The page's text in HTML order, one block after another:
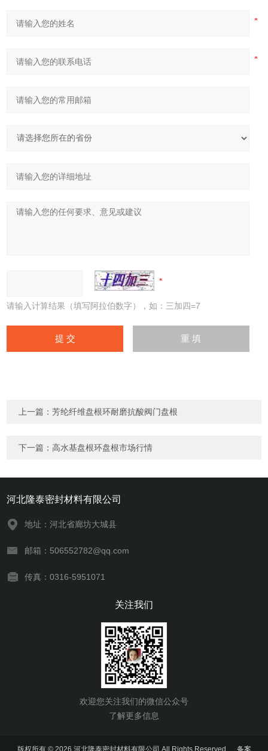
请输入计算结果（填写阿拉伯数字），如：三加四=7
上一篇：芳纶纤维盘根环耐磨抗酸阀门盘根
下一篇：高水基盘根环盘根市场行情
河北隆泰密封材料有限公司
地址：河北省廊坊大城县
邮箱：506552782@qq.com
传真：0316-5951071
关注我们
欢迎您关注我们的微信公众号
了解更多信息
版权所有 © 2026 河北隆泰密封材料有限公司 All Rights Reserved 备案